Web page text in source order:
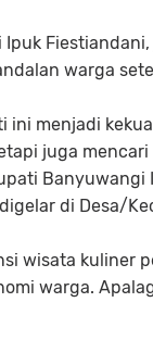
warga
ini menjadi
juga
di Desa/
wisata kuliner
warga.